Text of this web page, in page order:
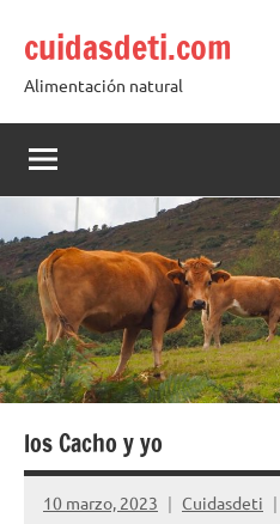
contenido
cuidasdeti.com
Alimentación natural
los Cacho y yo
10 marzo, 2023 Cuidasdeti